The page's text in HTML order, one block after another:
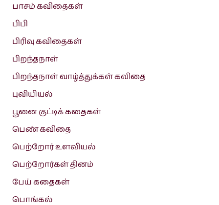
பாசம் கவிதைகள்
பிபி
பிரிவு கவிதைகள்
பிறந்தநாள்
பிறந்தநாள் வாழ்த்துக்கள் கவிதை
புவியியல்
பூனை குட்டிக் கதைகள்
பெண் கவிதை
பெற்றோர் உளவியல்
பெற்றோர்கள் தினம்
பேய் கதைகள்
பொங்கல்